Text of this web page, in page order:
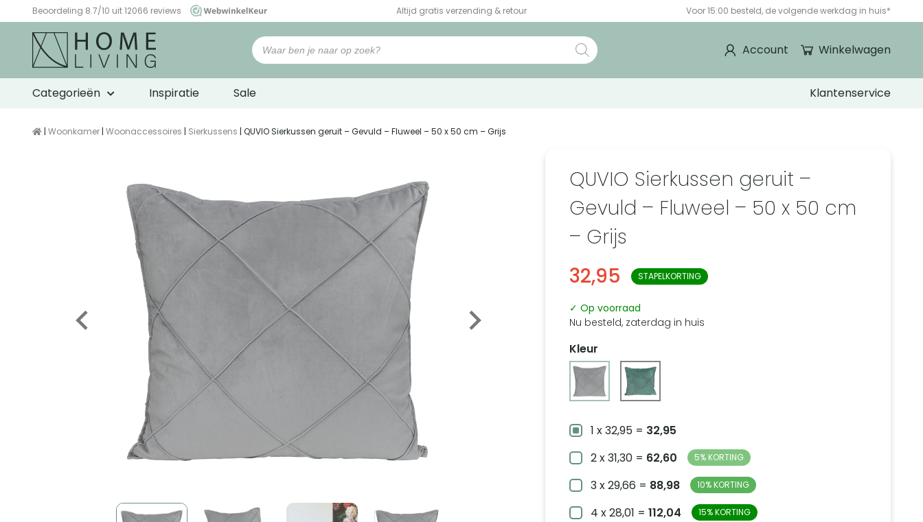
Beoordeling 8.7/10 uit 12066 reviews
WebwinkelKeur
Altijd gratis verzending & retour Voor 15:00 besteld, de volgende werkdag in huis*
Winkelwagen
Account
Categorieën Inspiratie Sale Klantenservice
| Woonkamer | Woonaccessoires | Sierkussens | QUVIO Sierkussen geruit – Gevuld – Fluweel – 50 x 50 cm – Grijs
QUVIO Sierkussen geruit –
Gevuld – Fluweel – 50 x 50 cm
– Grijs
32,95
STAPELKORTING
✓ Op voorraad
Nu besteld, zaterdag in huis
Kleur
1 x 32,95 = 32,95
2 x 31,30 = 62,60 5% KORTING
3 x 29,66 = 88,98 10% KORTING
4 x 28,01 = 112,04 15% KORTING